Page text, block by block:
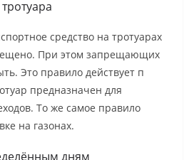
средство на тротуарах
При этом запрещающих
Это правило действует п
предназначен для
То же самое правило
на газонах.
дням